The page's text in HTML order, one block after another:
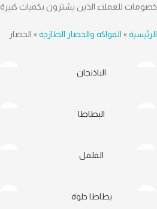
خصومات للعملاء الذين يشترون بكميات كبيرة
الرئيسية» الفواكه والخضار الطازجة» الخضار
الباذنجان
البطاطا
الفلفل
بطاطا حلوة